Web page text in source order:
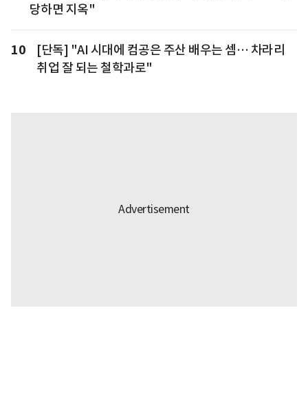
당하면 지옥"
10
[단독] "AI 시대에 컴공은 주산 배우는 셈… 차라리
취업 잘 되는 철학과로"